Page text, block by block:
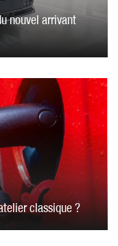
nouvel arrivant
classique ?